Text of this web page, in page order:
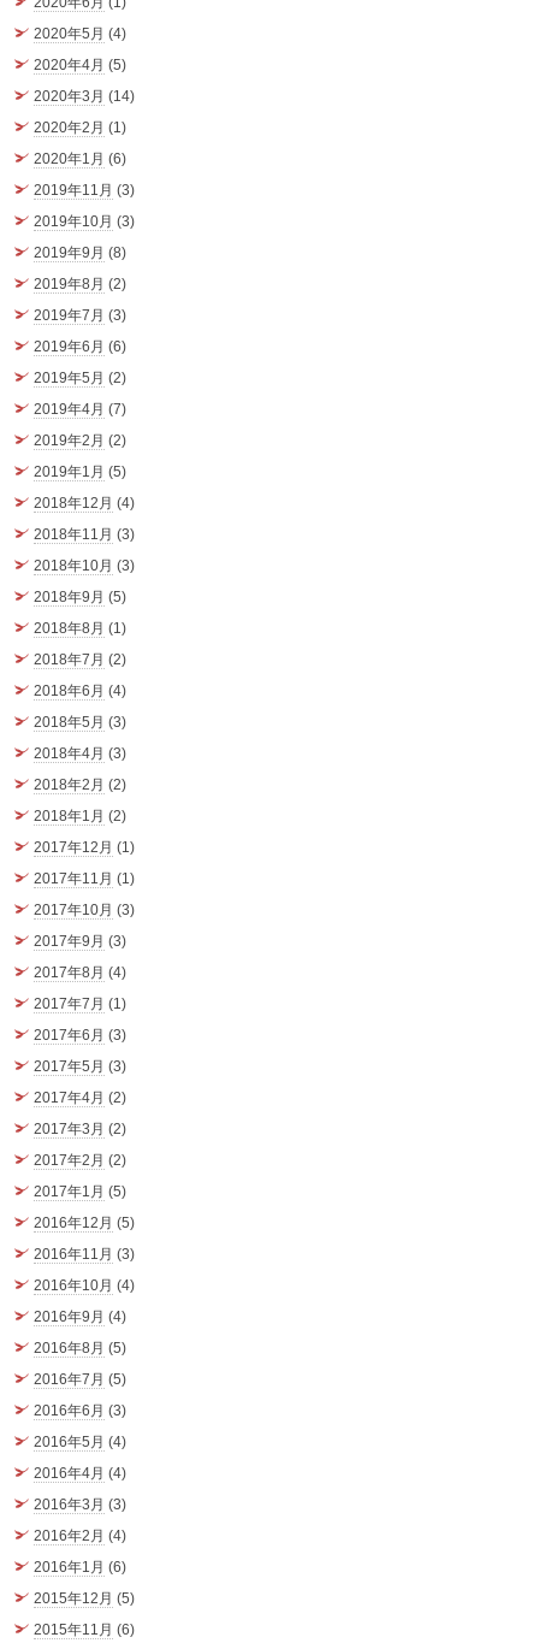
2020年5月 (4)
2020年4月 (5)
2020年3月 (14)
2020年2月 (1)
2020年1月 (6)
2019年11月 (3)
2019年10月 (3)
2019年9月 (8)
2019年8月 (2)
2019年7月 (3)
2019年6月 (6)
2019年5月 (2)
2019年4月 (7)
2019年2月 (2)
2019年1月 (5)
2018年12月 (4)
2018年11月 (3)
2018年10月 (3)
2018年9月 (5)
2018年8月 (1)
2018年7月 (2)
2018年6月 (4)
2018年5月 (3)
2018年4月 (3)
2018年2月 (2)
2018年1月 (2)
2017年12月 (1)
2017年11月 (1)
2017年10月 (3)
2017年9月 (3)
2017年8月 (4)
2017年7月 (1)
2017年6月 (3)
2017年5月 (3)
2017年4月 (2)
2017年3月 (2)
2017年2月 (2)
2017年1月 (5)
2016年12月 (5)
2016年11月 (3)
2016年10月 (4)
2016年9月 (4)
2016年8月 (5)
2016年7月 (5)
2016年6月 (3)
2016年5月 (4)
2016年4月 (4)
2016年3月 (3)
2016年2月 (4)
2016年1月 (6)
2015年12月 (5)
2015年11月 (6)